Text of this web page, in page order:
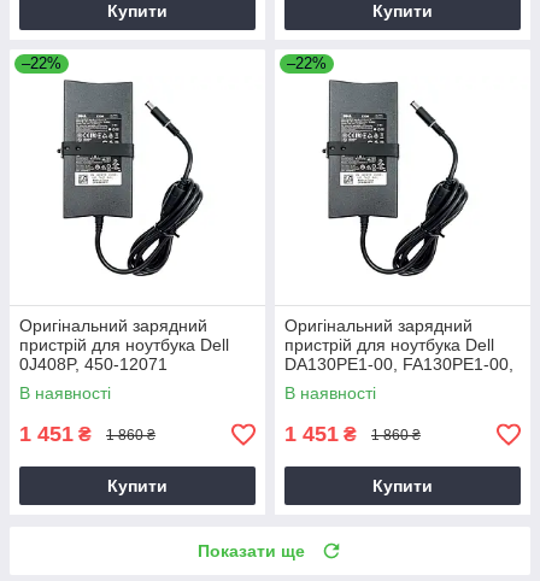
Купити Купити
–22%
Оригінальний зарядний
пристрій для ноутбука Dell
0J408P, 450-12071
В наявності
1 451 ₴ 1 860 ₴
Купити
–22%
Оригінальний зарядний
пристрій для ноутбука Dell
DA130PE1-00, FA130PE1-00,
HA130PM160
В наявності
1 451 ₴ 1 860 ₴
Купити
Показати ще